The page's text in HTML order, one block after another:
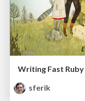
Writing Fast Ruby
sferik